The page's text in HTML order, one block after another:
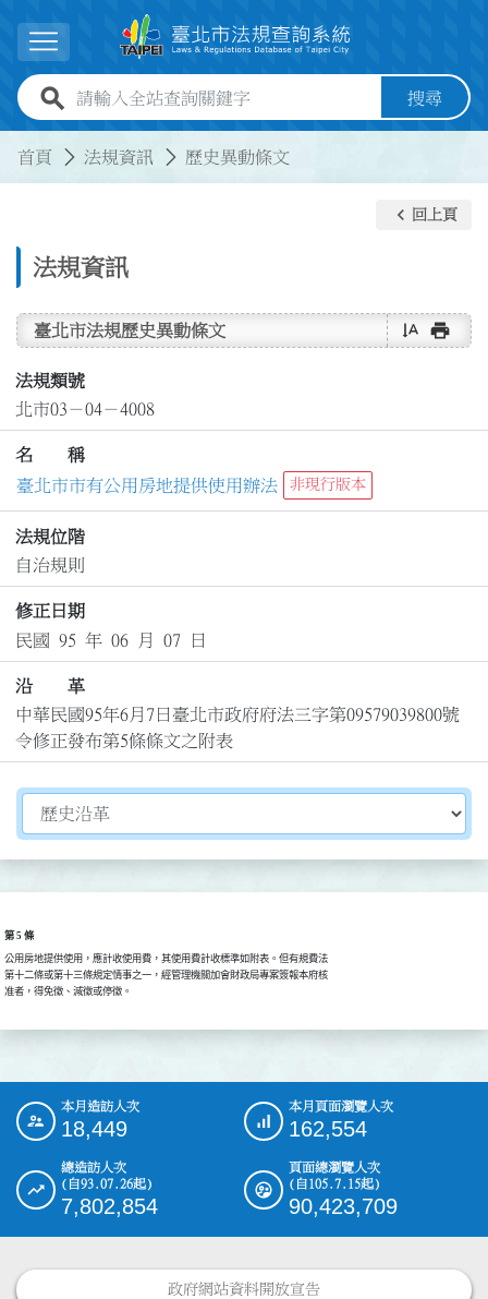
展開選單
全站查詢關鍵字欄位 搜尋
首頁 法規資訊 歷史異動條文
法規資訊
keyboard_arrow_left 回上頁
臺北市法規歷史異動條文 text_rotate_vertical print
法規類號
北市03－04－4008
名 稱
臺北市市有公用房地提供使用辦法
非現行版本
法規位階
自治規則
修正日期
民國 95 年 06 月 07 日
沿 革
中華民國95年6月7日臺北市政府府法三字第09579039800號
令修正發布第5條條文之附表
切換選擇法規資訊內容
第 5 條
公用房地提供使用，應計收使用費，其使用費計收標準如附表。但有規費法
第十二條或第十三條規定情事之一，經管理機關加會財政局專案簽報本府核
准者，得免徵、減徵或停徵。
::: 本月造訪人次
18,449
本月頁面瀏覽人次
162,554
總造訪人次
(自93.07.26起)
7,802,854
頁面總瀏覽人次
(自105.7.15起)
90,423,709
政府網站資料開放宣告